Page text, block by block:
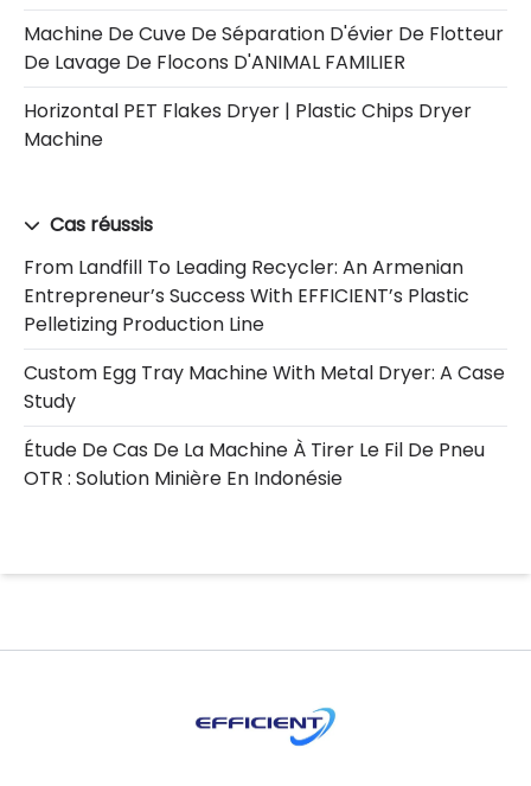
Machine De Cuve De Séparation D'évier De Flotteur
De Lavage De Flocons D'ANIMAL FAMILIER
Horizontal PET Flakes Dryer | Plastic Chips Dryer
Machine
Cas réussis
From Landfill To Leading Recycler: An Armenian
Entrepreneur’s Success With EFFICIENT’s Plastic
Pelletizing Production Line
Custom Egg Tray Machine With Metal Dryer: A Case
Study
Étude De Cas De La Machine À Tirer Le Fil De Pneu
OTR : Solution Minière En Indonésie